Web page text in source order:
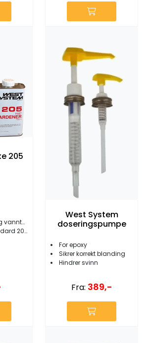
205
herder
West System
doseringspumpe
For epoxy
Sikrer korrekt blanding
Hindrer svinn
Fra: 389,-